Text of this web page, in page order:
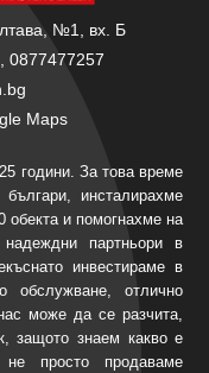
№1, вх. Б
0877477257
Maps
години. За това време
инсталирахме
обекта и помогнахме на
партньори в
инвестираме в
обслужване, отлично
може да се разчита,
защото знаем какво е
просто продаваме